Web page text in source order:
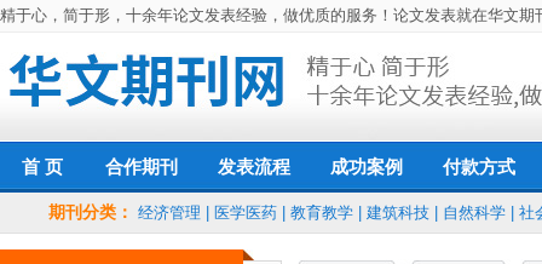
精于心，简于形，十余年论文发表经验，做优质的服务！论文发表就在华文期
首 页 合作期刊
经济管理
医学医药
教育教学
建筑科技
发表流程 成功案例
信誉保障
付款方式
期刊分类： 经济管理 医学医药 教育教学 建筑科技 自然科学 社